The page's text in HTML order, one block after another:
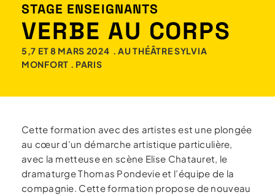
STAGE ENSEIGNANTS
VERBE AU CORPS
5,7 ET 8 MARS 2024 . AU THÉÂTRE SYLVIA
MONFORT . PARIS
Cette formation avec des artistes est une plongée
au cœur d’un démarche artistique particulière,
avec la metteuse en scène Elise Chatauret, le
dramaturge Thomas Pondevie et l’équipe de la
compagnie. Cette formation propose de nouveau